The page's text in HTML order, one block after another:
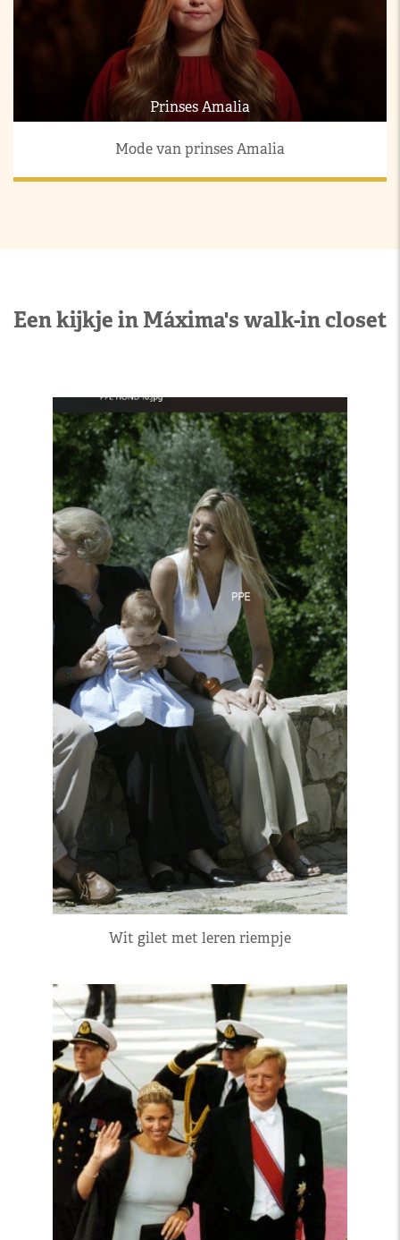
Prinses Amalia
Mode van prinses Amalia
Een kijkje in Máxima's walk-in closet
Wit gilet met leren riempje